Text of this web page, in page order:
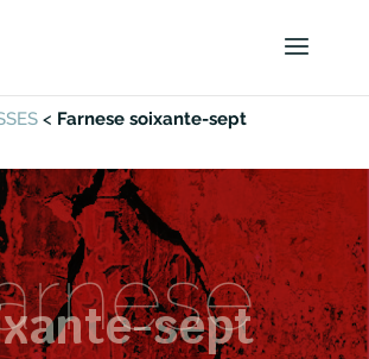
< Farnese soixante-sept
sept